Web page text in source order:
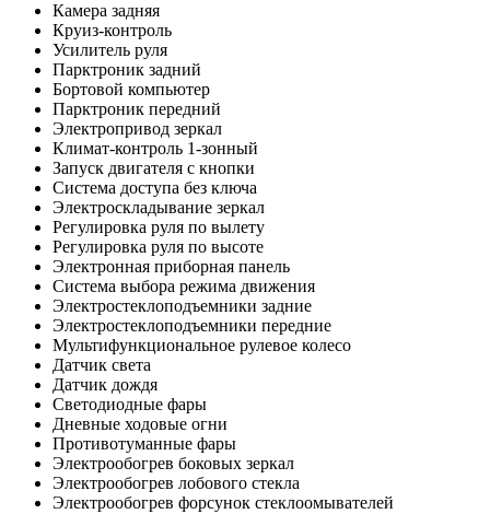
Камера задняя
Круиз-контроль
Усилитель руля
Парктроник задний
Бортовой компьютер
Парктроник передний
Электропривод зеркал
Климат-контроль 1-зонный
Запуск двигателя с кнопки
Система доступа без ключа
Электроскладывание зеркал
Регулировка руля по вылету
Регулировка руля по высоте
Электронная приборная панель
Система выбора режима движения
Электростеклоподъемники задние
Электростеклоподъемники передние
Мультифункциональное рулевое колесо
Датчик света
Датчик дождя
Светодиодные фары
Дневные ходовые огни
Противотуманные фары
Электрообогрев боковых зеркал
Электрообогрев лобового стекла
Электрообогрев форсунок стеклоомывателей